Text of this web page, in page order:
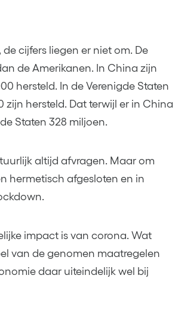
cijfers liegen er niet om. De
de Amerikanen. In China zijn
hersteld. In de Verenigde Staten
zijn hersteld. Dat terwijl er in China
Staten 328 miljoen.
altijd afvragen. Maar om
hermetisch afgesloten en in
impact is van corona. Wat
van de genomen maatregelen
daar uiteindelijk wel bij